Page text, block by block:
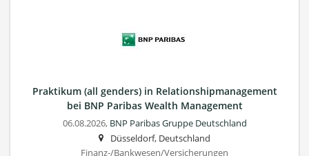
Praktikum (all genders) in Relationshipmanagement
bei BNP Paribas Wealth Management
06.08.2026, BNP Paribas Gruppe Deutschland
Düsseldorf, Deutschland
Finanz-/Bankwesen/Versicherungen